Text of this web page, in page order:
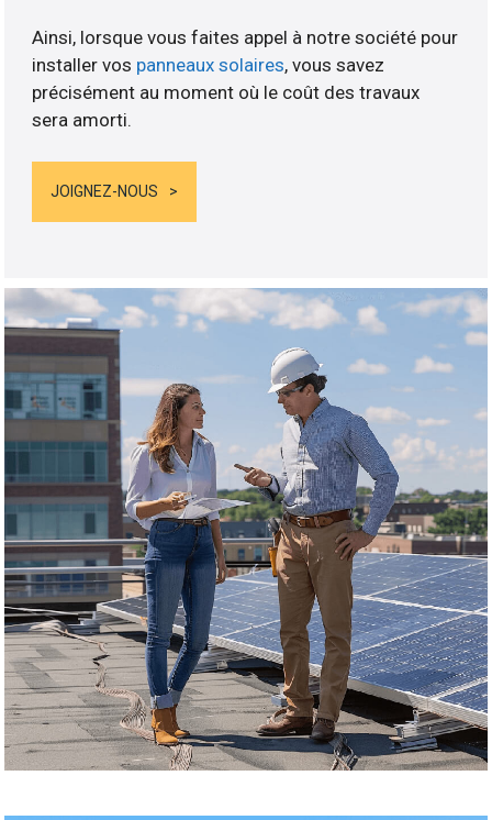
Ainsi, lorsque vous faites appel à notre société pour
installer vos panneaux solaires, vous savez
précisément au moment où le coût des travaux
sera amorti.
JOIGNEZ-NOUS